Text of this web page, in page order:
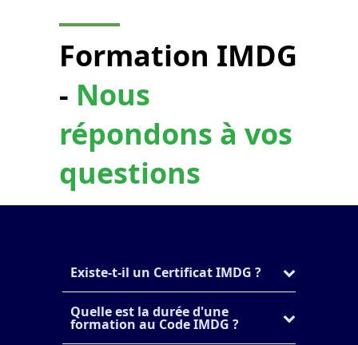
Formation IMDG
- Nous
répondons à vos
questions
Existe-t-il un Certificat IMDG ?
Quelle est la durée d'une
formation au Code IMDG ?